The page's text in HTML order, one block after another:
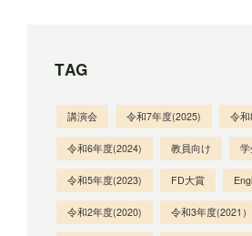
TAG
講演会 令和7年度(2025) 令
令和6年度(2024) 教員向け
令和5年度(2023) FD大賞
令和2年度(2020) 令和3年度(2021）